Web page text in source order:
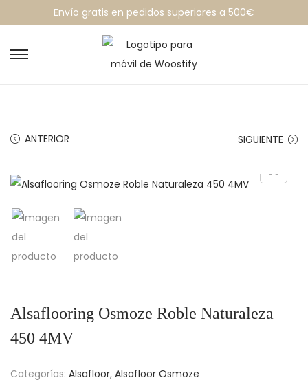
Envío gratis en pedidos superiores a 500€
ANTERIOR SIGUIENTE
Alsaflooring Osmoze Roble Naturaleza
450 4MV
Categorías: Alsafloor, Alsafloor Osmoze